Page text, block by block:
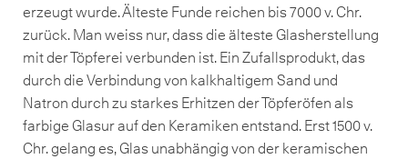
erzeugt wurde. Älteste Funde reichen bis 7000 v. Chr.
zurück. Man weiss nur, dass die älteste Glasherstellung
mit der Töpferei verbunden ist. Ein Zufallsprodukt, das
durch die Verbindung von kalkhaltigem Sand und
Natron durch zu starkes Erhitzen der Töpferöfen als
farbige Glasur auf den Keramiken entstand. Erst 1500 v.
Chr. gelang es, Glas unabhängig von der keramischen